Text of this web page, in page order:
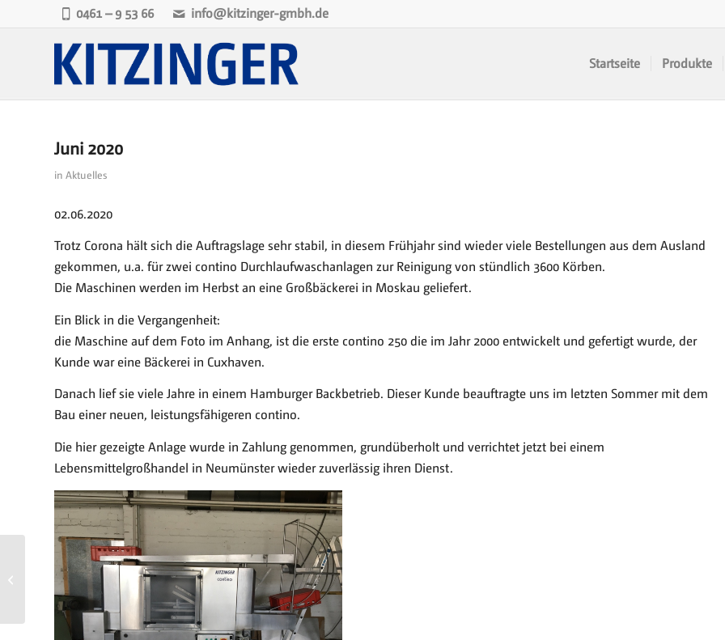
0461 – 9 53 66 info@kitzinger-gmbh.de
Startseite Produkte
Juni 2020
in Aktuelles
02.06.2020
Trotz Corona hält sich die Auftragslage sehr stabil, in diesem Frühjahr sind wieder viele Bestellungen aus dem Ausland
gekommen, u.a. für zwei contino Durchlaufwaschanlagen zur Reinigung von stündlich 3600 Körben.
Die Maschinen werden im Herbst an eine Großbäckerei in Moskau geliefert.
Ein Blick in die Vergangenheit:
die Maschine auf dem Foto im Anhang, ist die erste contino 250 die im Jahr 2000 entwickelt und gefertigt wurde, der
Kunde war eine Bäckerei in Cuxhaven.
Danach lief sie viele Jahre in einem Hamburger Backbetrieb. Dieser Kunde beauftragte uns im letzten Sommer mit dem
Bau einer neuen, leistungsfähigeren contino.
Die hier gezeigte Anlage wurde in Zahlung genommen, grundüberholt und verrichtet jetzt bei einem
Lebensmittelgroßhandel in Neumünster wieder zuverlässig ihren Dienst.
CORONA AUSWIRKUNGEN